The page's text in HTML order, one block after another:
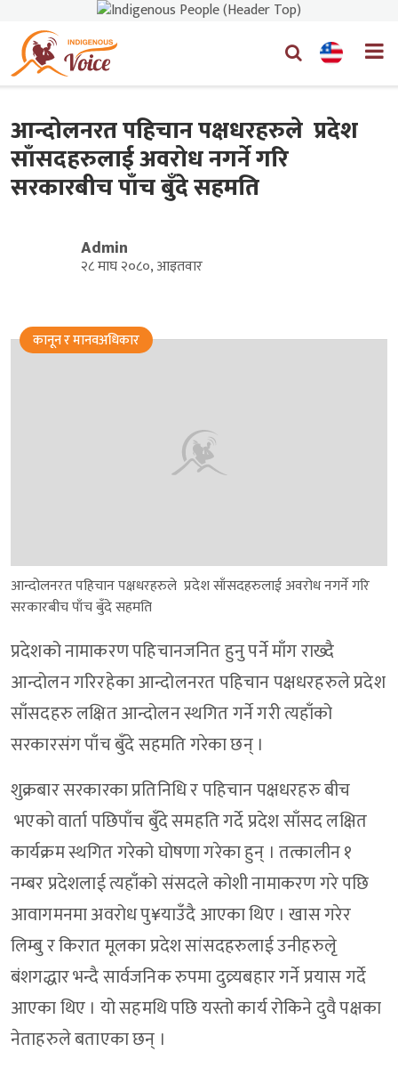
आन्दोलनरत पहिचान पक्षधरहरुले प्रदेश
साँसदहरुलाई अवरोध नगर्ने गरि
सरकारबीच पाँच बुँदे सहमति
Admin
२८ माघ २०८०, आइतवार
कानून र मानवअधिकार
आन्दोलनरत पहिचान पक्षधरहरुले प्रदेश साँसदहरुलाई अवरोध नगर्ने गरि
सरकारबीच पाँच बुँदे सहमति
प्रदेशको नामाकरण पहिचानजनित हुनु पर्ने माँग राख्दै
आन्दोलन गरिरहेका आन्दोलनरत पहिचान पक्षधरहरुले प्रदेश
साँसदहरु लक्षित आन्दोलन स्थगित गर्ने गरी त्यहाँको
सरकारसंग पाँच बुँदे सहमति गरेका छन् ।
शुक्रबार सरकारका प्रतिनिधि र पहिचान पक्षधरहरु बीच
भएको वार्ता पछिपाँच बुँदे समहति गर्दे प्रदेश साँसद लक्षित
कार्यक्रम स्थगित गरेको घोषणा गरेका हुन् । तत्कालीन १
नम्बर प्रदेशलाई त्यहाँको संसदले कोशी नामाकरण गरे पछि
आवागमनमा अवरोध पु¥याउँदै आएका थिए । खास गरेर
लिम्बु र किरात मूलका प्रदेश सांसदहरुलाई उनीहरुलेृ
बंशगद्धार भन्दै सार्वजनिक रुपमा दुव्र्यबहार गर्ने प्रयास गर्दे
आएका थिए । यो सहमथि पछि यस्तो कार्य रोकिने दुवै पक्षका
नेताहरुले बताएका छन् ।